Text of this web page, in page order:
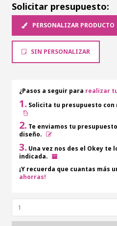
Solicitar presupuesto:
PERSONALIZAR PRODUCTO
SIN PERSONALIZAR
¿Pasos a seguir para realizar
1. Solicita tu presupuesto
2. Te enviamos tu
diseño.
3. Una vez nos des el Okey te
indicada.
¡Y recuerda que cuantas más
ahorras!